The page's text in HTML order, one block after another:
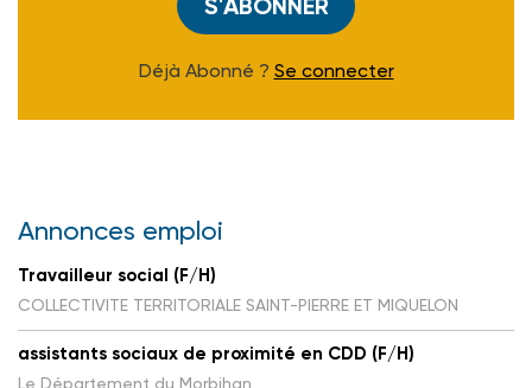
S'ABONNER
Déjà Abonné ? Se connecter
Annonces emploi
Travailleur social (F/H)
COLLECTIVITE TERRITORIALE SAINT-PIERRE ET MIQUELON
assistants sociaux de proximité en CDD (F/H)
Le Département du Morbihan